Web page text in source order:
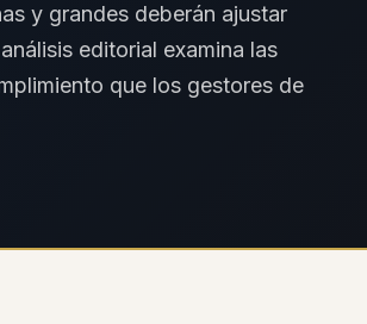
y grandes deberán ajustar
editorial examina las
que los gestores de